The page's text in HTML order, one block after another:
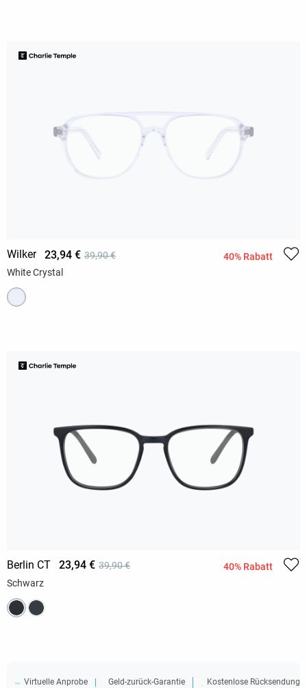
Wilker 23,94 € 39,90 €
40% Rabatt
White Crystal
Berlin CT 23,94 € 39,90 €
40% Rabatt
Schwarz
Virtuelle Anprobe Geld-zurück-Garantie Kostenlose Rücksendung